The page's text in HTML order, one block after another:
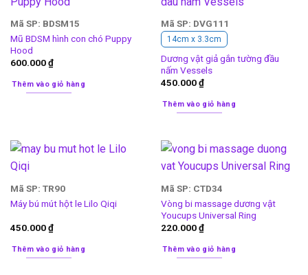
Mã SP: BDSM15
Mũ BDSM hình con chó Puppy
Hood
600.000₫
Thêm vào giỏ hàng
Mã SP: DVG111
14cm x 3.3cm
Dương vật giả gắn tường đầu
nấm Vessels
450.000₫
Thêm vào giỏ hàng
Mã SP: TR90
Máy bú mút hột le Lilo Qiqi
450.000₫
Thêm vào giỏ hàng
Mã SP: CTD34
Vòng bi massage dương vật
Youcups Universal Ring
220.000₫
Thêm vào giỏ hàng